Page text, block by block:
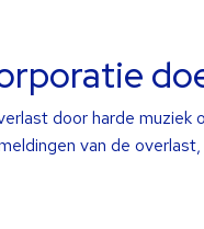
door harde
van de